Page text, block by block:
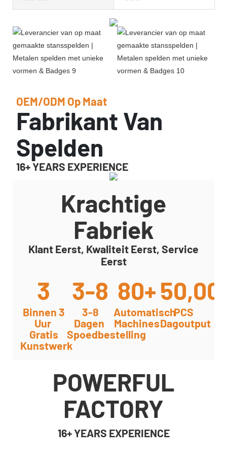
OEM/ODM Op Maat
Fabrikant Van
Spelden
16+ YEARS EXPERIENCE
Krachtige
Fabriek
Klant Eerst, Kwaliteit Eerst, Service
Eerst
3
Binnen 3
Uur
Gratis
Kunstwerk
3-8
3-8
Dagen
Spoedbestelling
80+
Automatisch
Machines
PCS
Dagoutput
POWERFUL
FACTORY
16+ YEARS EXPERIENCE